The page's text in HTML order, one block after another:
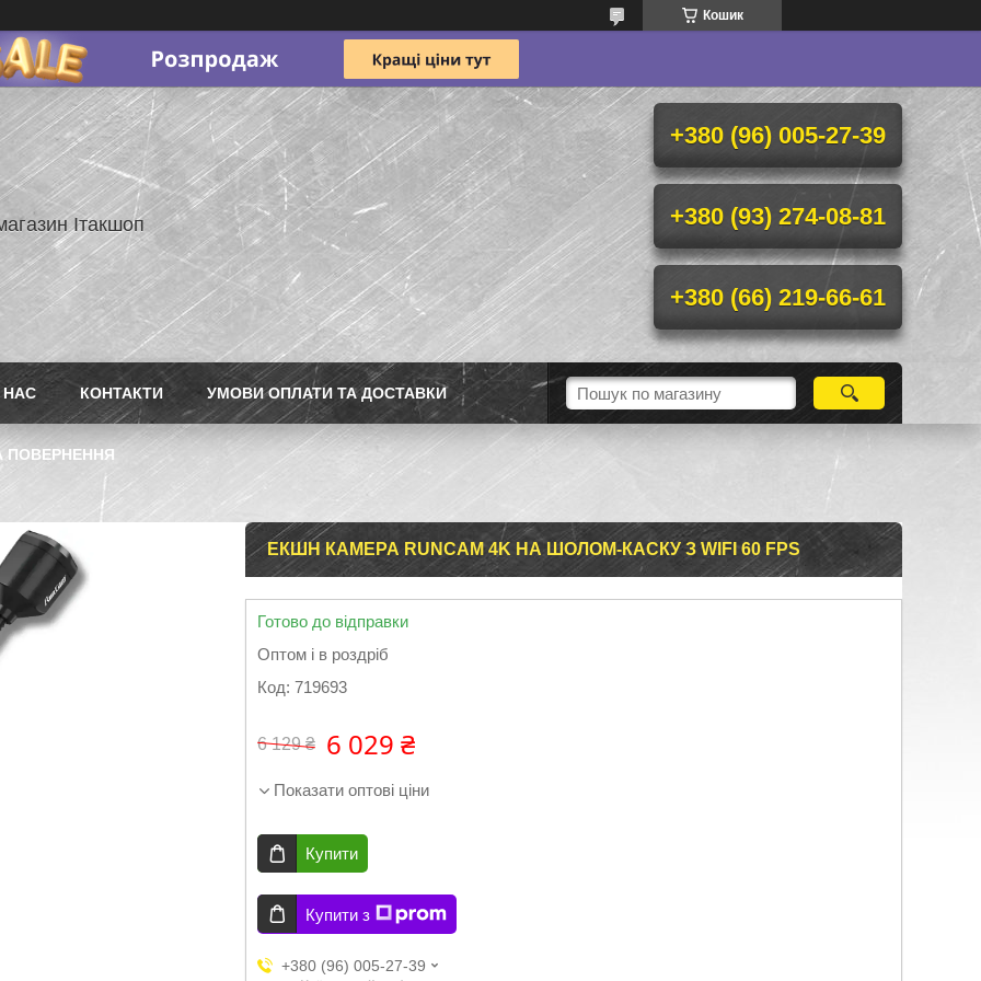
Кошик
Ітакшоп
+380 (96) 005-27-39
+380 (93) 274-08-81
+380 (66) 219-66-61
НАС КОНТАКТИ УМОВИ ОПЛАТИ ТА ДОСТАВКИ
ПОВЕРНЕННЯ
ЕКШН КАМЕРА RUNCAM 4K НА ШОЛОМ-КАСКУ З WIFI 60 FPS
Готово до відправки
Оптом і в роздріб
Код: 719693
6 129 ₴ 6 029 ₴
Показати оптові ціни
Купити
Купити з
+380 (96) 005-27-39